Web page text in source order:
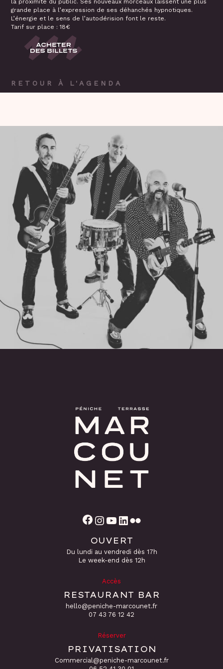
la proximité du public. Ses nouveaux morceaux laissent une plus
grande place à l’expression de ses déhanchés hypnotiques.
L’énergie et le sens de l’autodérision font le reste.
Tarif sur place : 18€
RETOUR À L'AGENDA
Facebook Instagram YouTube
OUVERT
Du lundi au vendredi dès 17h
Le week-end dès 12h
Accès
RESTAURANT BAR
hello@peniche-marcounet.fr
‭07 43 76 12 42
Réserver
PRIVATISATION
Commercial@peniche-marcounet.fr